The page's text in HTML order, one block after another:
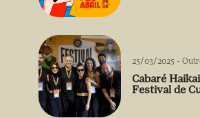
25/03/2025 -
Cabaré
Festival de